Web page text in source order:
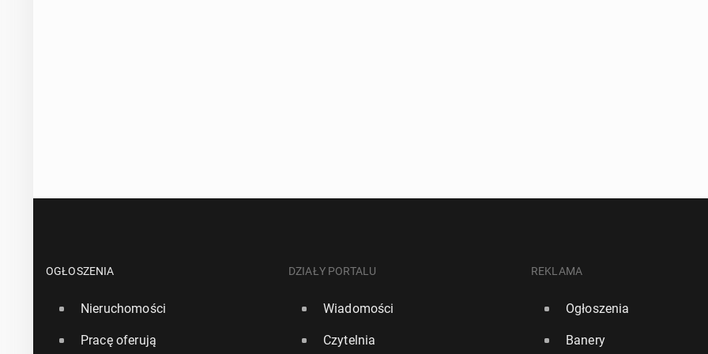
OGŁOSZENIA
Nieruchomości
Pracę oferują
DZIAŁY PORTALU
Wiadomości
Czytelnia
REKLAMA
Ogłoszenia
Banery